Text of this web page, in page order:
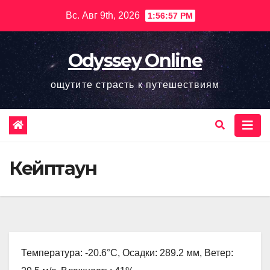
содержимому
Вс. Авг 9th, 2026 1:56:58 PM
Odyssey Online
ощутите страсть к путешествиям
Кейптаун
Температура: -20.6°C, Осадки: 289.2 мм, Ветер: